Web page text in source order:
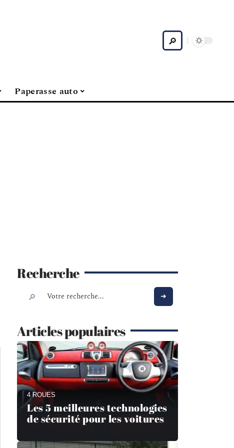
Paperasse auto
Recherche
Articles populaires
4 ROUES
Les 5 meilleures technologies
de sécurité pour les voitures